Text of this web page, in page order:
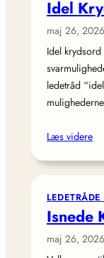
Idel
maj 26, 2026
Idel
ledetråd
Læs videre
Isnede
maj 26, 2026